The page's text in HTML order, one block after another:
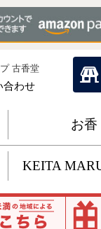
古香堂
合わせ
お香
KEITA